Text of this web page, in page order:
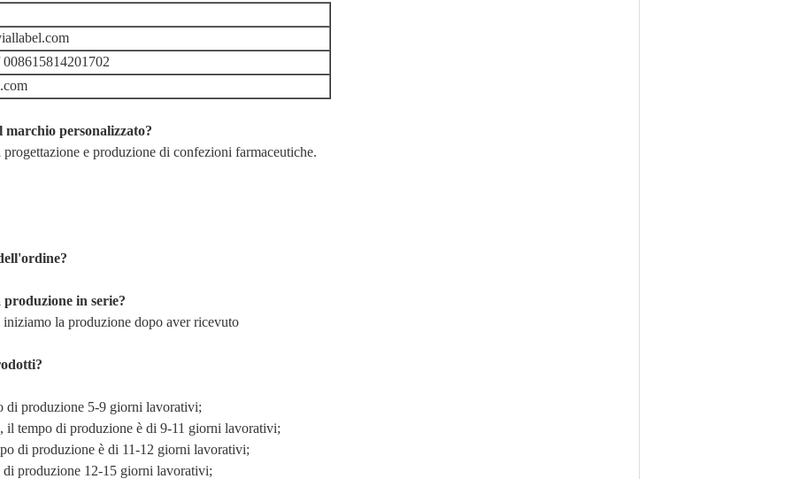
personalizzato?
e produzione di confezioni farmaceutiche.
in serie?
la produzione dopo aver ricevuto
di produzione 5-9 giorni lavorativi;
il tempo di produzione è di 9-11 giorni lavorativi;
di produzione è di 11-12 giorni lavorativi;
produzione 12-15 giorni lavorativi;